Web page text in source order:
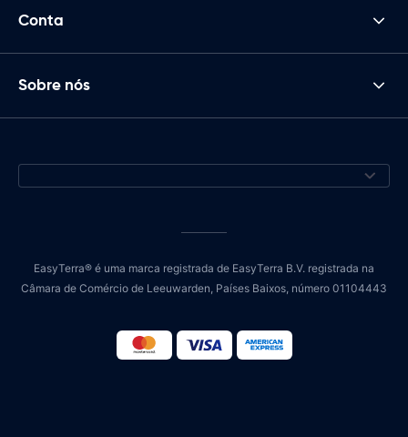
Conta
Sobre nós
EasyTerra® é uma marca registrada de EasyTerra B.V. registrada na
Câmara de Comércio de Leeuwarden, Países Baixos, número 01104443